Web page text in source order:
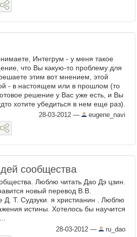
Интегрум - у меня такое
что Вы какую-то проблему для
этим вот мнением, этой
- в настоящем или в прошлом (то
решение у Вас уже есть, и Вы
хотите убедиться в нем еще раз).
28-03-2012 — eugene_navi
сообщества
Люблю читать Дао Дэ цзин.
новый перевод В.В.
Д. Т. Судзуки. я христианин . Люблю
истины. Хотелось бы научится
28-03-2012 — ru_dao